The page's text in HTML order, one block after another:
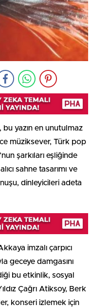
bu yazın en unutulmaz
müziksever, Türk pop
şarkıları eşliğinde
sahne tasarımı ve
dinleyicileri adeta
imzalı çarpıcı
geceye damgasını
bu etkinlik, sosyal
Çağrı Atiksoy, Berk
konseri izlemek için